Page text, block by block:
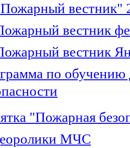
вестник"
вестник
вестник
по обучению
"Пожарная
МЧС